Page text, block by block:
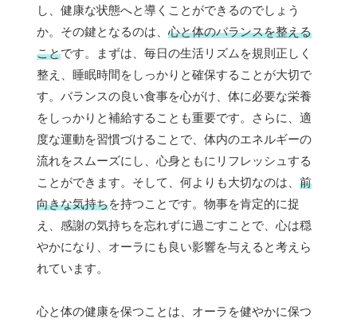
し、健康な状態へと導くことができるのでしょう
か。その鍵となるのは、 心と体のバランスを整える
ことです。まずは、毎日の生活リズムを規則正しく
整え、睡眠時間をしっかりと確保することが大切で
す。バランスの良い食事を心がけ、体に必要な栄養
をしっかりと補給することも重要です。さらに、適
度な運動を習慣づけることで、体内のエネルギーの
流れをスムーズにし、心身ともにリフレッシュする
ことができます。そして、何よりも大切なのは、 前
向きな気持ちを持つことです。物事を肯定的に捉
え、感謝の気持ちを忘れずに過ごすことで、心は穏
やかになり、オーラにも良い影響を与えると考えら
れています。
心と体の健康を保つことは、オーラを健やかに保つ